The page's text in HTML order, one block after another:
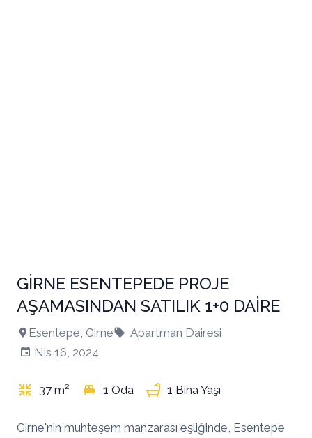
GİRNE ESENTEPEDE PROJE
AŞAMASINDAN SATILIK 1+0 DAİRE
Esentepe, Girne
Apartman Dairesi
Nis 16, 2024
37 m² 1 Oda 1 Bina Yaşı
Girne'nin muhteşem manzarası eşliğinde, Esentepe